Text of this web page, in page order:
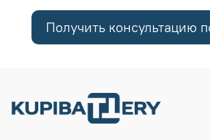
Получить консультацию